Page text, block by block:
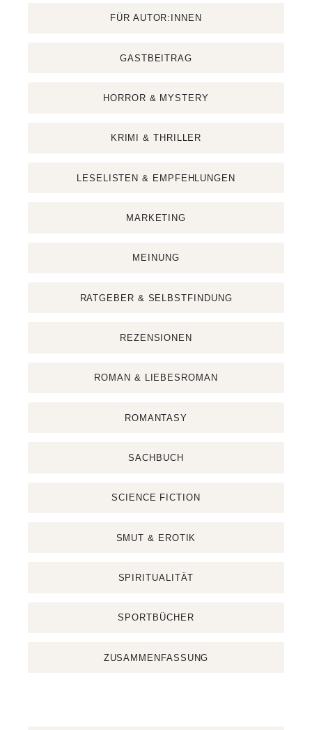
FÜR AUTOR:INNEN
GASTBEITRAG
HORROR & MYSTERY
KRIMI & THRILLER
LESELISTEN & EMPFEHLUNGEN
MARKETING
MEINUNG
RATGEBER & SELBSTFINDUNG
REZENSIONEN
ROMAN & LIEBESROMAN
ROMANTASY
SACHBUCH
SCIENCE FICTION
SMUT & EROTIK
SPIRITUALITÄT
SPORTBÜCHER
ZUSAMMENFASSUNG